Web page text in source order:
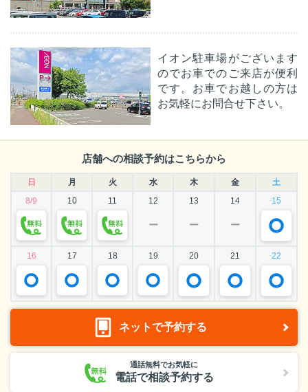
イオン駐車場がございます
のでお車でのご来店が便利
です。お車でお越しの方は
お気軽にお問合せ下さい。
店舗への相談予約はこちらから
日 月 火 水 木 金
土
8/9
10 11 12 13 14 15
ー ー ー
16 17 18 19 20 21 22
ネットで予約する
通話無料でお気軽に
電話で相談予約する